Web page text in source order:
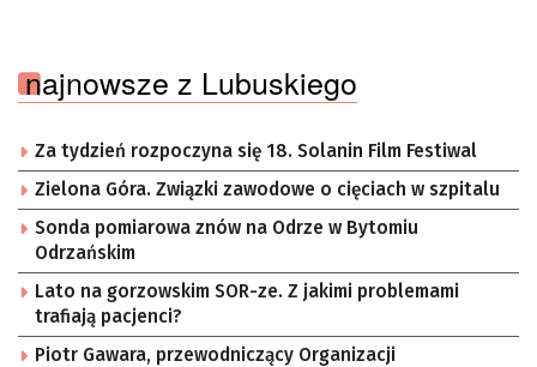
najnowsze z Lubuskiego
Za tydzień rozpoczyna się 18. Solanin Film Festiwal
Zielona Góra. Związki zawodowe o cięciach w szpitalu
Sonda pomiarowa znów na Odrze w Bytomiu
Odrzańskim
Lato na gorzowskim SOR-ze. Z jakimi problemami
trafiają pacjenci?
Piotr Gawara, przewodniczący Organizacji